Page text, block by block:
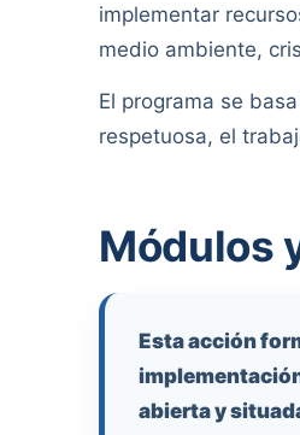
implementar
medio ambiente,
El programa se
respetuosa, el
Módulos
Esta acción
abierta y